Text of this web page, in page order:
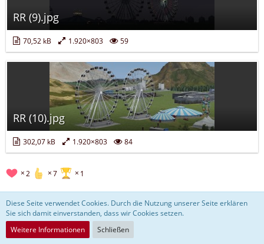
RR (9).jpg
70,52 kB 1.920×803 59
RR (10).jpg
302,07 kB 1.920×803 84
2 7 1
mihu65
Diese Seite verwendet Cookies. Durch die Nutzung unserer Seite erklären
Sie sich damit einverstanden, dass wir Cookies setzen.
Weitere Informationen
Schließen